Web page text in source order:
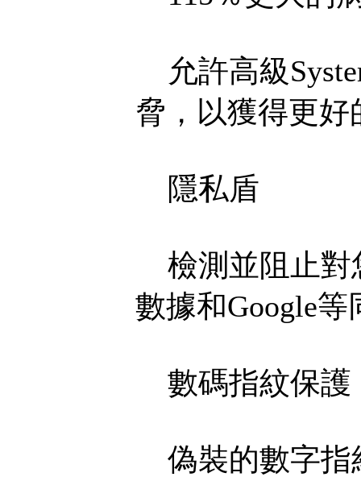
允許高級
脅，以獲得更好
隱私盾
檢測並阻止對
數據和Google
數碼指紋保護
偽裝的數字指